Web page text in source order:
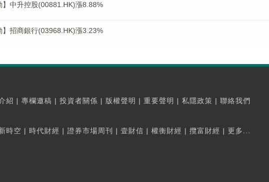
】中升控股(00881.HK)漲8.88%
】招商銀行(03968.HK)漲3.23%
紹 | 專欄邀稿 | 投資者關係 | 版權聲明 | 重要聲明 | 私隱政策 | 聯絡我們
時空 | 時代財經 | 證券市場周刊 | 壹財信 | 權衡財經 | 攬富財經 | 更多...